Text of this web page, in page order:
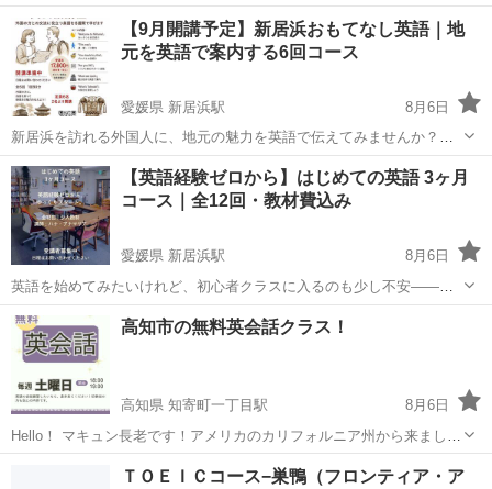
学習方法にお悩みの方 ✅これから勉強を始める方 ✅自分のレベルを知
りたい ✅自分に合った学習法が知りたい ✅どうやったら話せるように
なるの...
大阪 大阪市 英語 プロフィール
【9月開講予定】新居浜おもてなし英語｜地
元を英語で案内する6回コース
愛媛県 新居浜駅
8月6日
新居浜を訪れる外国人に、地元の魅力を英語で伝えてみませんか？
「新居浜おもてなし英語」は、観光案内や道案内、地域の行事・文化
の紹介など、実際に使える英語を学ぶ全6回のコースです。 英語を完
璧に話すことが目標ではありません...
愛媛 新居浜市 新居浜駅 英語 地元
【英語経験ゼロから】はじめての英語 3ヶ月
コース｜全12回・教材費込み
愛媛県 新居浜駅
8月6日
英語を始めてみたいけれど、初心者クラスに入るのも少し不安——。
そんな方のための、英語経験ゼロから始める「はじめての英語 3ヶ月
コース」です。 全12回の少人数レッスンで、独自の「カラーブロック
式」を使い、英語の語順を目...
愛媛 新居浜市 新居浜駅 英語/基礎英語
高知市の無料英会話クラス！
高知県 知寄町一丁目駅
8月6日
Hello！ マキュン長老です！アメリカのカリフォルニア州から来まし
た！教会のボランティアとして、無料英会話を教えます！ 一時間に、
ネイティブから英語の単語を学んだり、会話練習したり、楽しいゲー
英会話
ＴＯＥＩＣコース−巣鴨（フロンティア・ア